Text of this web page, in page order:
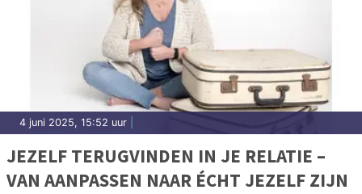
4 juni 2025, 15:52 uur
JEZELF TERUGVINDEN IN JE RELATIE –
VAN AANPASSEN NAAR ÉCHT JEZELF ZIJN